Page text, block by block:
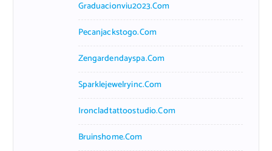
Graduacionviu2023.com
Pecanjackstogo.com
Zengardendayspa.com
Sparklejewelryinc.com
Ironcladtattoostudio.com
Bruinshome.com